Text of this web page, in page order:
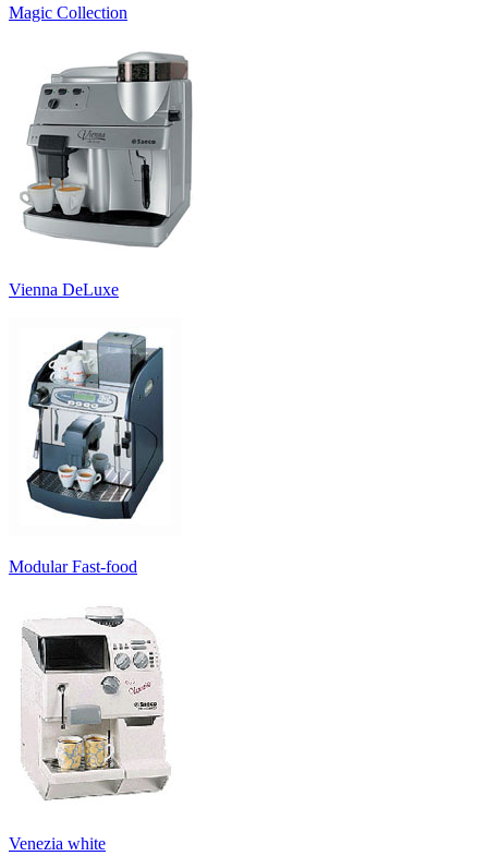
Magic Collection
Vienna DeLuxe
Modular Fast-food
Venezia white